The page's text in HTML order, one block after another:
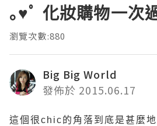
｡♥ﾟ 化妝購物一次
瀏覽次數:880
Big Big World
發佈於 2015.06.17
這個很chic的角落到底是甚麼